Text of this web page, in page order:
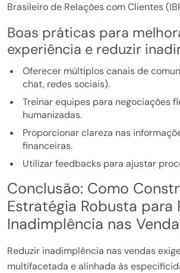
Brasileiro de Relações com Clientes
Boas práticas para
experiência e reduzir
Oferecer múltiplos canais de
chat, redes sociais).
Treinar equipes para negociações
humanizadas.
Proporcionar clareza nas
financeiras.
Utilizar feedbacks para ajustar
Conclusão: Como
Estratégia Robusta para
Inadimplência nas
Reduzir inadimplência nas vendas
multifacetada e alinhada às